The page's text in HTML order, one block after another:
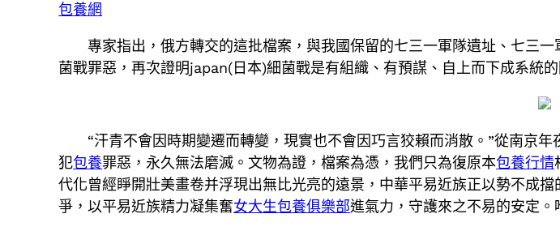
包養網
專家指出，俄方轉交的這批檔案，與我國保留的七三一軍隊遺址、七三
菌戰罪惡，再次證明japan(日本)細菌戰是有組織、有預謀、自上而下成系統的
“汗青不會因時期變遷而轉變，現實也不會因巧言狡賴而消散。”從南京
犯包養罪惡，永久無法磨滅。文物為證，檔案為憑，我們只為復原本包養行情
代化曾經睜開壯美畫卷并浮現出無比光亮的遠景，中華平易近族正以勢不成
爭，以平易近族精力凝集奮女大生包養俱樂部進氣力，守護來之不易的安定